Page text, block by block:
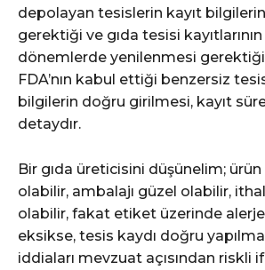
depolayan tesislerin kayıt
gerektiği ve gıda tesisi
dönemlerde yenilenmesi gerektiği
FDA’nın kabul ettiği benzersiz
bilgilerin doğru girilmesi, kayıt
detaydır.
Bir gıda üreticisini düşünelim;
olabilir, ambalajı güzel olabilir,
olabilir, fakat etiket üzerinde
eksikse, tesis kaydı doğru
iddiaları mevzuat açısından riskli